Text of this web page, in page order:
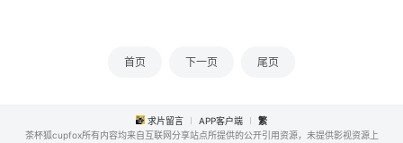
首页 下一页 尾页
求片留言 APP客户端
繁
茶杯狐cupfox所有内容均来自互联网分享站点所提供的公开引用资源，未提供影视资源上